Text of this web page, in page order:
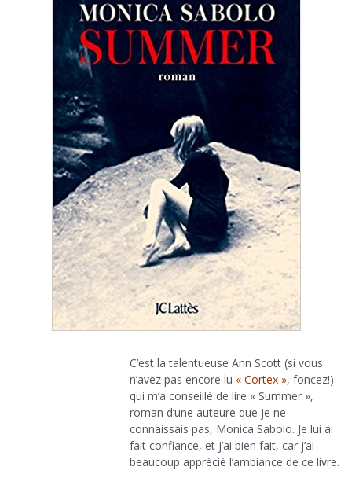
C’est la talentueuse Ann Scott (si vous
n’avez pas encore lu « Cortex », foncez!)
qui m’a conseillé de lire « Summer »,
roman d’une auteure que je ne
connaissais pas, Monica Sabolo. Je lui ai
fait confiance, et j’ai bien fait, car j’ai
beaucoup apprécié l’ambiance de ce livre.